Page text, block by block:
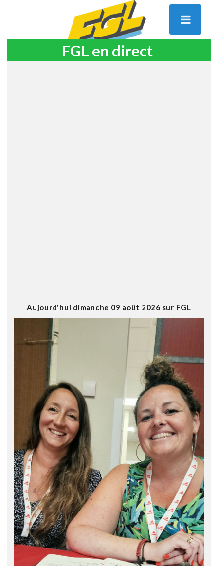
FGL en direct
Aujourd'hui dimanche 09 août 2026 sur FGL